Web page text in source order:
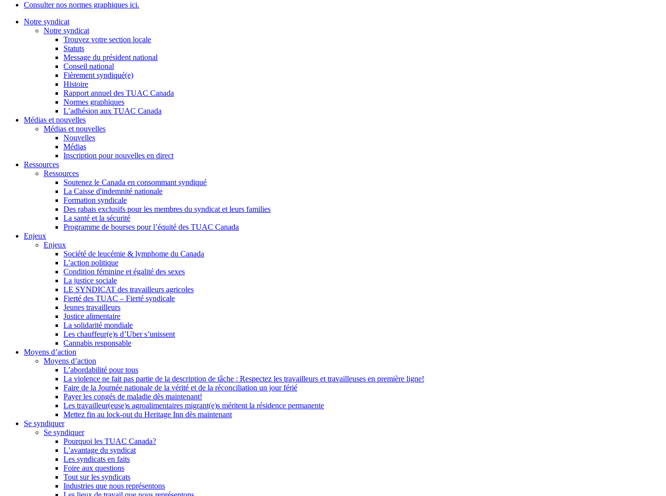
Consulter nos normes graphiques ici.
Notre syndicat
Notre syndicat
Trouvez votre section locale
Statuts
Message du président national
Conseil national
Fièrement syndiqué(e)
Histoire
Rapport annuel des TUAC Canada
Normes graphiques
L’adhésion aux TUAC Canada
Médias et nouvelles
Médias et nouvelles
Nouvelles
Médias
Inscription pour nouvelles en direct
Ressources
Ressources
Soutenez le Canada en consommant syndiqué
La Caisse d'indemnité nationale
Formation syndicale
Des rabais exclusifs pour les membres du syndicat et leurs families
La santé et la sécurité
Programme de bourses pour l’équité des TUAC Canada
Enjeux
Enjeux
Société de leucémie & lymphome du Canada
L’action politique
Condition féminine et égalité des sexes
La justice sociale
LE SYNDICAT des travailleurs agricoles
Fierté des TUAC – Fierté syndicale
Jeunes travailleurs
Justice alimentaire
La solidarité mondiale
Les chauffeur(e)s d’Uber s’unissent
Cannabis responsable
Moyens d’action
Moyens d’action
L’abordabilité pour tous
La violence ne fait pas partie de la description de tâche : Respectez les travailleurs et travailleuses en première ligne!
Faire de la Journée nationale de la vérité et de la réconciliation un jour férié
Payer les congés de maladie dès maintenant!
Les travailleur(euse)s agroalimentaires migrant(e)s méritent la résidence permanente
Mettez fin au lock-out du Heritage Inn dès maintenant
Se syndiquer
Se syndiquer
Pourquoi les TUAC Canada?
L’avantage du syndicat
Les syndicats en faits
Foire aux questions
Tout sur les syndicats
Industries que nous représentons